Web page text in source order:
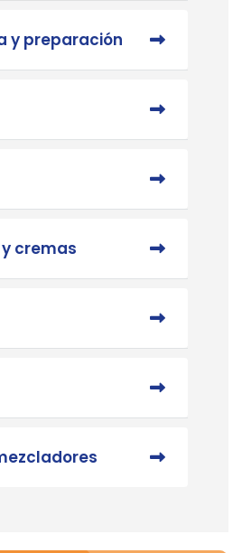
y preparación
cremas